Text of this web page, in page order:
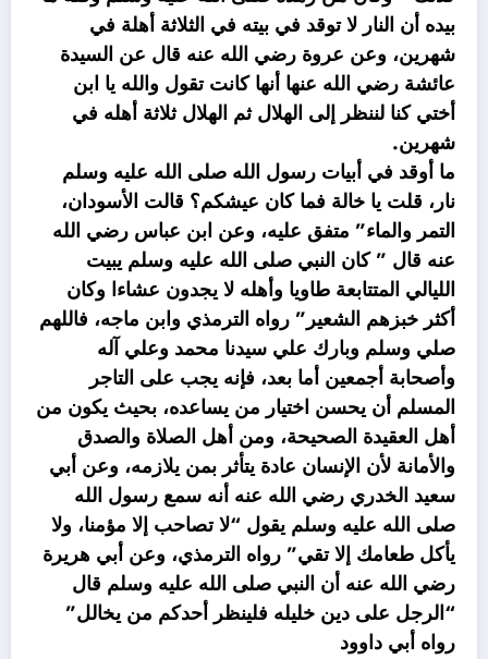
بيده أن النار لا توقد في بيته في الثلاثة أهلة في
شهرين، وعن عروة رضي الله عنه قال عن السيدة
عائشة رضي الله عنها أنها كانت تقول والله يا ابن
أختي كنا لننظر إلى الهلال ثم الهلال ثلاثة أهله في
شهرين.
ما أوقد في أبيات رسول الله صلى الله عليه وسلم
نار، قلت يا خالة فما كان عيشكم؟ قالت الأسودان،
التمر والماء” متفق عليه، وعن ابن عباس رضي الله
عنه قال ” كان النبي صلى الله عليه وسلم يبيت
الليالي المتتابعة طاويا وأهله لا يجدون عشاءا وكان
أكثر خبزهم الشعير” رواه الترمذي وابن ماجه، فاللهم
صلي وسلم وبارك علي سيدنا محمد وعلي آله
وأصحابة أجمعين أما بعد، فإنه يجب على التاجر
المسلم أن يحسن اختيار من يساعده، بحيث يكون من
أهل العقيدة الصحيحة، ومن أهل الصلاة والصدق
والأمانة لأن الإنسان عادة يتأثر بمن يلازمه، وعن أبي
سعيد الخدري رضي الله عنه أنه سمع رسول الله
صلى الله عليه وسلم يقول “لا تصاحب إلا مؤمنا، ولا
يأكل طعامك إلا تقي” رواه الترمذي، وعن أبي هريرة
رضي الله عنه أن النبي صلى الله عليه وسلم قال
“الرجل على دين خليله فلينظر أحدكم من يخالل”
رواه أبي داوود